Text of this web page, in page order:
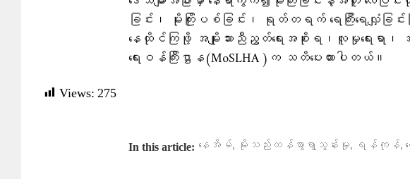
ခြင်း၊ မိုးကြိုးပစ်ခြင်း၊ ရုတ်တရက် ရေကြီးရေလျှံခြ
နေထိုင်ကြဖို့ အမျိုးသားညီညွတ်ရေးအစိုးရ၊လူမှုရေးရာ၊ အ
ရေးဝန်ကြီးဌာန(MoSLHA )က သတိ‌ပေးထားပါတယ်။
Views: 275
In this article: နေအိမ်, မိုးသည်းထန်စွာရွာသွန်းမှု, ရန်ကုန်,